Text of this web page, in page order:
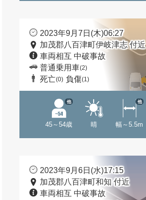
2023年9月7日(木)06:27
加茂郡八百津町伊岐津志 付近
車両相互 中破事故
普通乗用車(2)
死亡(0) 負傷(1)
45～54歳
他
晴 幅～5.5m
他
2023年9月6日(水)17:15
加茂郡八百津町和知 付近
車両相互 中破事故